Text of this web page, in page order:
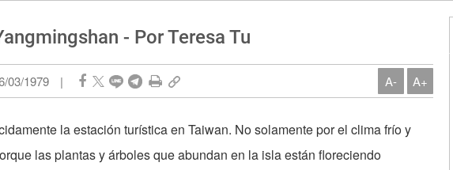
- Por Teresa Tu
03/1979 | A- A+
la estación turística en Taiwan. No solamente por el clima frío y
las plantas y árboles que abundan en la isla están floreciendo